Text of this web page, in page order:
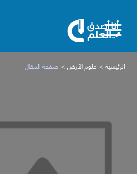
الرئيسية علوم الأرض صفحة المقال